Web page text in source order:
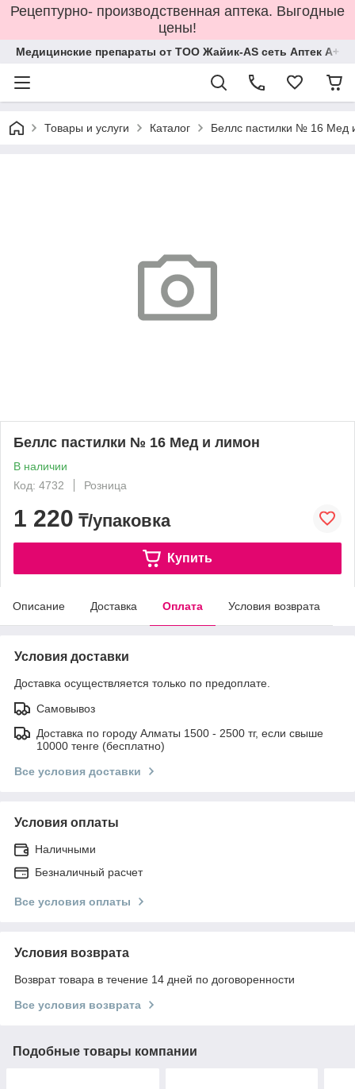
Рецептурно- производственная аптека. Выгодные
цены!
Медицинские препараты от ТОО Жайик-AS сеть Аптек А+
Товары и услуги Каталог Беллс пастилки № 16 Мед
Беллс пастилки № 16 Мед и лимон
В наличии
Код: 4732
Розница
1 220 ₸/упаковка
Купить
Описание Доставка Оплата Условия возврата
Условия доставки
Доставка осуществляется только по предоплате.
Самовывоз
Доставка по городу Алматы 1500 - 2500 тг, если свыше
10000 тенге (бесплатно)
Все условия доставки
Условия оплаты
Наличными
Безналичный расчет
Все условия оплаты
Условия возврата
Возврат товара в течение 14 дней по договоренности
Все условия возврата
Подобные товары компании